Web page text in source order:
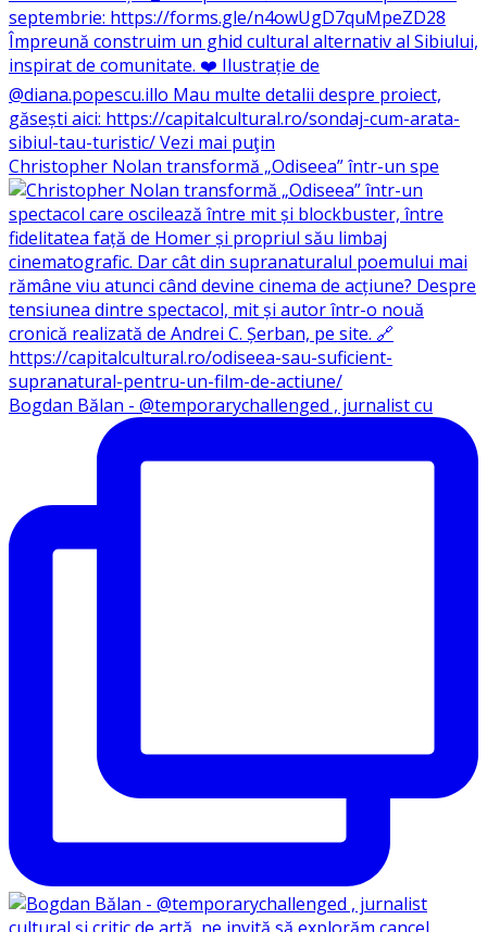
Christopher Nolan transformă „Odiseea” într-un spe
Bogdan Bălan - @temporarychallenged , jurnalist cu